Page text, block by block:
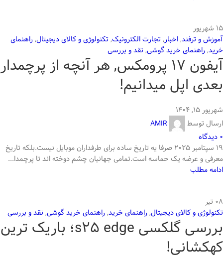
15 شهریور
آموزش و ترفند,اخبار, تجارت الکترونیک, تکنولوژی و کالای دیجیتال,راهنمای
خرید,راهنمای خرید گوشی, نقد و بررسی
آیفون 17 پرومکس, هر آنچه از پرچمدار
بعدی اپل میدانیم!
شهریور ۱۵, ۱۴۰۴
ارسال توسط
AMIR
0 دیدگاه
19 سپتامبر 2025 صرفا یه تاریخ ساده برای طرفداران موبایل نیست.بلکه تاریخ
معرفی و عرضه یک حماسه است.تمامی جهانیان چشم دوخته اند تا پرچمدا...
ادامه مطلب
08 تیر
تکنولوژی و کالای دیجیتال,راهنمای خرید,راهنمای خرید گوشی, نقد و بررسی
بررسی گلکسی s25 edge؛ باریک ترین
کهکشانی!